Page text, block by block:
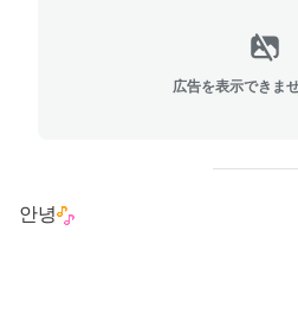
広告を表示できま
안녕